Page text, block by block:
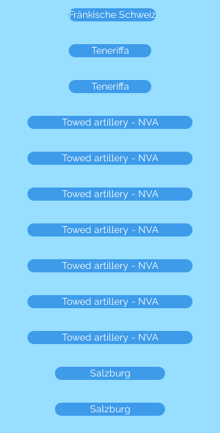
Fränkische Schweiz
Teneriffa
Teneriffa
Towed artillery - NVA
Towed artillery - NVA
Towed artillery - NVA
Towed artillery - NVA
Towed artillery - NVA
Towed artillery - NVA
Towed artillery - NVA
Salzburg
Salzburg